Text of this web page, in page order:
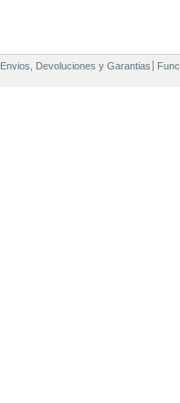
Envios, Devoluciones y Garantias